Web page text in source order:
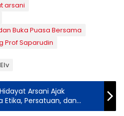
arsani
Buka Puasa Bersama
Prof Saparudin
Arsani Ajak
Etika, Persatuan, dan
Ramadan